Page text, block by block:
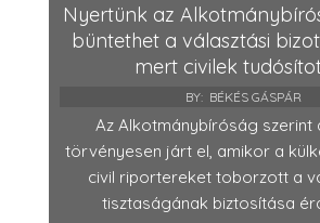
Nyertünk az
büntethet a választási
mert civilek
BY: BÉKÉS GÁSPÁR
Az Alkotmánybíróság szerint
törvényesen járt el, amikor a
civil riportereket toborzott a
tisztaságának biztosítása